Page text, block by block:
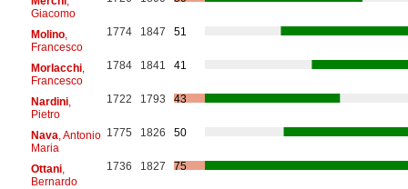
Giacomo
Molino,
Francesco
1774 1847 51
Morlacchi,
Francesco
1784 1841 41
Nardini,
Pietro
1722 1793 43
Nava , Antonio
Maria
1775 1826 50
Ottani,
Bernardo
1736 1827 75